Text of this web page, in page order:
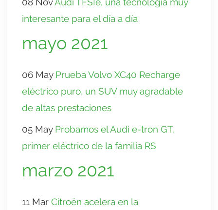
interesante para el día a día
mayo 2021
06 May Prueba Volvo XC40 Recharge
eléctrico puro, un SUV muy agradable
de altas prestaciones
05 May Probamos el Audi e-tron GT,
primer eléctrico de la familia RS
marzo 2021
11 Mar Citroën acelera en la